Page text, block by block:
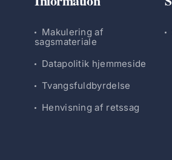
Makulering af
sagsmateriale
Datapolitik hjemmeside
Tvangsfuldbyrdelse
Henvisning af retssag